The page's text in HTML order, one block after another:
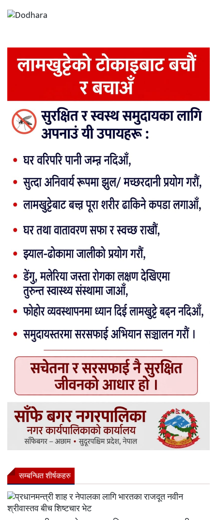
सम्बन्धित शीर्षकहरु